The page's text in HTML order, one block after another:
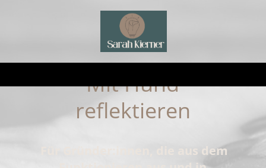
Mit Hund
reflektieren
Für Gründer:innen, die aus dem